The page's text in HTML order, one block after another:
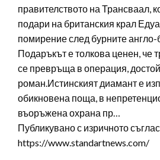
правителството на Трансваал,
подари на британския крал
помирение след бурните англо-
Подаръкът е толкова ценен, че
се превръща в операция,
роман.Истинският диамант е
обикновена поща, в
въоръжена охрана пр…
Публикувано с изричното
https://www.standartnews.com/